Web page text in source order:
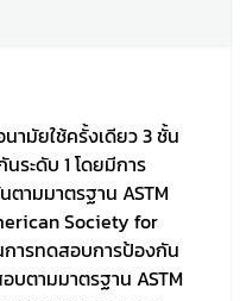
ามัยใช้ครั้งเดียว 3 ชั้น
ระดับ 1 โดยมีการ
ามมาตรฐาน ASTM
Society for
ารทดสอบการป้องกัน
บตามมาตรฐาน ASTM